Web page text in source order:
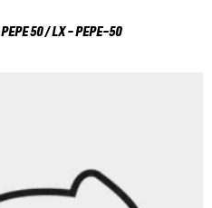
PEPE 50 / LX - PEPE-50